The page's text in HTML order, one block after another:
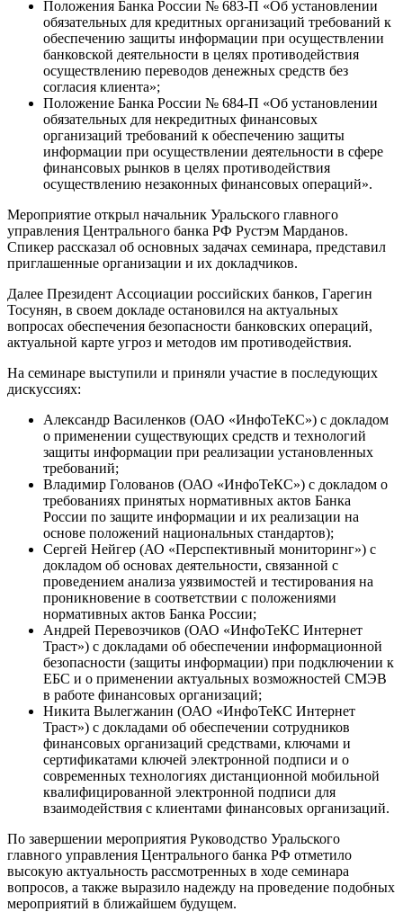
Положения Банка России № 683-П «Об установлении
обязательных для кредитных организаций требований к
обеспечению защиты информации при осуществлении
банковской деятельности в целях противодействия
осуществлению переводов денежных средств без
согласия клиента»;
Положение Банка России № 684-П «Об установлении
обязательных для некредитных финансовых
организаций требований к обеспечению защиты
информации при осуществлении деятельности в сфере
финансовых рынков в целях противодействия
осуществлению незаконных финансовых операций».
Мероприятие открыл начальник Уральского главного
управления Центрального банка РФ Рустэм Марданов.
Спикер рассказал об основных задачах семинара, представил
приглашенные организации и их докладчиков.
Далее Президент Ассоциации российских банков, Гарегин
Тосунян, в своем докладе остановился на актуальных
вопросах обеспечения безопасности банковских операций,
актуальной карте угроз и методов им противодействия.
На семинаре выступили и приняли участие в последующих
дискуссиях:
Александр Василенков (ОАО «ИнфоТеКС») с докладом
о применении существующих средств и технологий
защиты информации при реализации установленных
требований;
Владимир Голованов (ОАО «ИнфоТеКС») с докладом о
требованиях принятых нормативных актов Банка
России по защите информации и их реализации на
основе положений национальных стандартов);
Сергей Нейгер (АО «Перспективный мониторинг») с
докладом об основах деятельности, связанной с
проведением анализа уязвимостей и тестирования на
проникновение в соответствии с положениями
нормативных актов Банка России;
Андрей Перевозчиков (ОАО «ИнфоТеКС Интернет
Траст») с докладами об обеспечении информационной
безопасности (защиты информации) при подключении к
ЕБС и о применении актуальных возможностей СМЭВ
в работе финансовых организаций;
Никита Вылегжанин (ОАО «ИнфоТеКС Интернет
Траст») с докладами об обеспечении сотрудников
финансовых организаций средствами, ключами и
сертификатами ключей электронной подписи и о
современных технологиях дистанционной мобильной
квалифицированной электронной подписи для
взаимодействия с клиентами финансовых организаций.
По завершении мероприятия Руководство Уральского
главного управления Центрального банка РФ отметило
высокую актуальность рассмотренных в ходе семинара
вопросов, а также выразило надежду на проведение подобных
мероприятий в ближайшем будущем.